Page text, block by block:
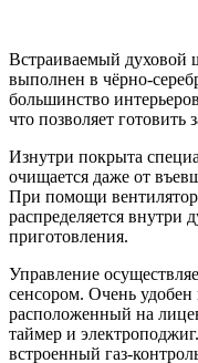
Встраиваемый духовой
выполнен в чёрно-
большинство
что позволяет готовить
Изнутри покрыта
очищается даже от
При помощи
распределяется внутри
приготовления.
Управление
сенсором. Очень
расположенный на
таймер и
встроенный газ-